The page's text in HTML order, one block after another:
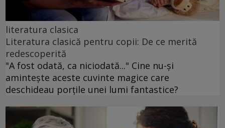
literatura clasica
Literatura clasică pentru copii: De ce merită
redescoperită
"A fost odată, ca niciodată..." Cine nu-și
amintește aceste cuvinte magice care
deschideau porțile unei lumi fantastice?